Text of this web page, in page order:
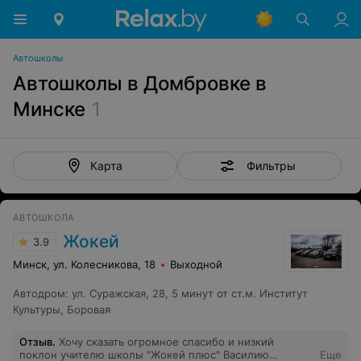
Автошколы
Автошколы в Домбровке в
Минске 1
Карта Фильтры
АВТОШКОЛА
3.9 Жокей
Минск, ул. Колесникова, 18 Выходной
Автодром: ул. Суражская, 28, 5 минут от ст.м. Институт
Культуры, Боровая
Отзыв. Хочу сказать огромное спасибо и низкий
поклон учителю школы "Жокей плюс" Василию
Еще